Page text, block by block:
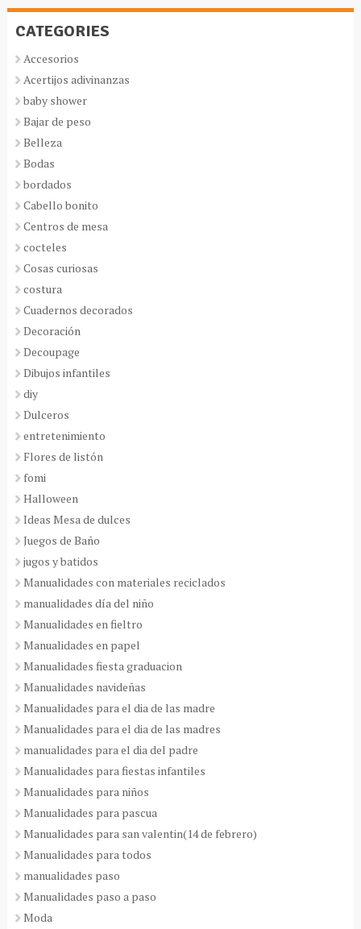
CATEGORIES
Accesorios
Acertijos adivinanzas
baby shower
Bajar de peso
Belleza
Bodas
bordados
Cabello bonito
Centros de mesa
cocteles
Cosas curiosas
costura
Cuadernos decorados
Decoración
Decoupage
Dibujos infantiles
diy
Dulceros
entretenimiento
Flores de listón
fomi
Halloween
Ideas Mesa de dulces
Juegos de Baño
jugos y batidos
Manualidades con materiales reciclados
manualidades día del niño
Manualidades en fieltro
Manualidades en papel
Manualidades fiesta graduacion
Manualidades navideñas
Manualidades para el dia de las madre
Manualidades para el dia de las madres
manualidades para el dia del padre
Manualidades para fiestas infantiles
Manualidades para niños
Manualidades para pascua
Manualidades para san valentin(14 de febrero)
Manualidades para todos
manualidades paso
Manualidades paso a paso
Moda